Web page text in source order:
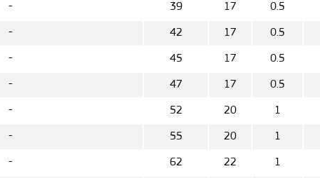
- 39 17 0.5
- 42 17 0.5
- 45 17 0.5
- 47 17 0.5
- 52 20 1
- 55 20 1
- 62 22 1